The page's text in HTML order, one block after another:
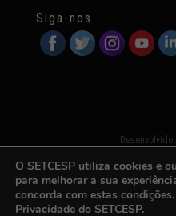
Siga-nos
O SETCESP utiliza cookies e
para melhorar a sua
concorda com estas
Privacidade do SETCESP.